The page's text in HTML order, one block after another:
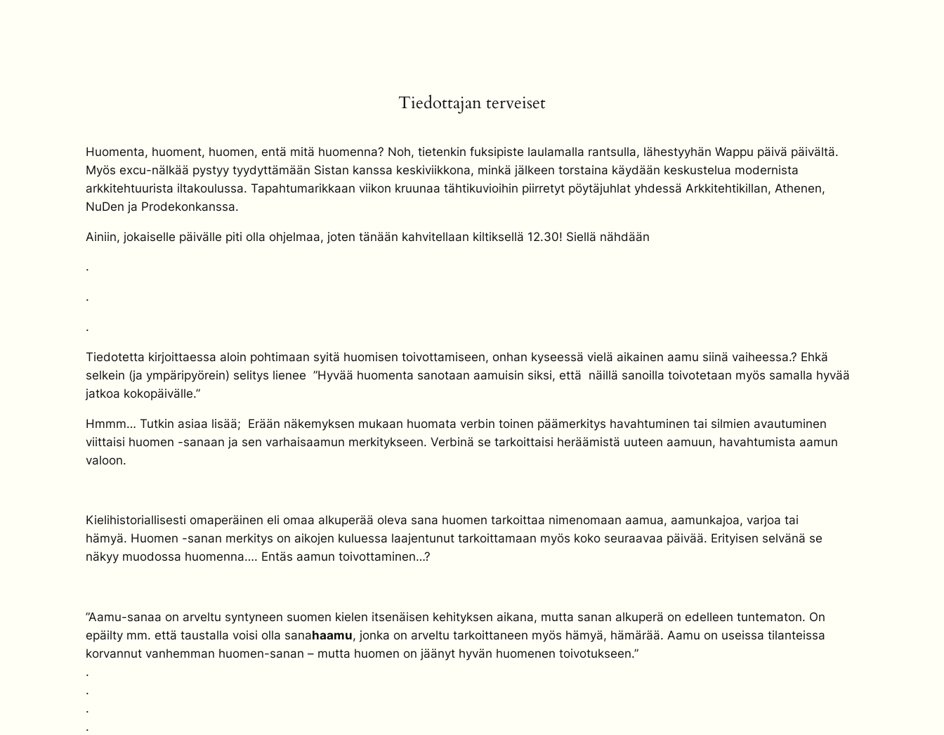
Tiedottajan terveiset
Huomenta, huoment, huomen, entä mitä huomenna? Noh, tietenkin fuksipiste laulamalla rantsulla, lähestyyhän Wappu päivä päivältä.
Myös excu-nälkää pystyy tyydyttämään Sistan kanssa keskiviikkona, minkä jälkeen torstaina käydään keskustelua modernista
arkkitehtuurista iltakoulussa. Tapahtumarikkaan viikon kruunaa tähtikuvioihin piirretyt pöytäjuhlat yhdessä Arkkitehtikillan, Athenen,
NuDen ja Prodekonkanssa.
Ainiin, jokaiselle päivälle piti olla ohjelmaa, joten tänään kahvitellaan kiltiksellä 12.30! Siellä nähdään
.
.
.
Tiedotetta kirjoittaessa aloin pohtimaan syitä huomisen toivottamiseen, onhan kyseessä vielä aikainen aamu siinä vaiheessa.? Ehkä
selkein (ja ympäripyörein) selitys lienee ”Hyvää huomenta sanotaan aamuisin siksi, että näillä sanoilla toivotetaan myös samalla hyvää
jatkoa kokopäivälle.”
Hmmm… Tutkin asiaa lisää; Erään näkemyksen mukaan huomata verbin toinen päämerkitys havahtuminen tai silmien avautuminen
viittaisi huomen -sanaan ja sen varhaisaamun merkitykseen. Verbinä se tarkoittaisi heräämistä uuteen aamuun, havahtumista aamun
valoon.
Kielihistoriallisesti omaperäinen eli omaa alkuperää oleva sana huomen tarkoittaa nimenomaan aamua, aamunkajoa, varjoa tai
hämyä. Huomen -sanan merkitys on aikojen kuluessa laajentunut tarkoittamaan myös koko seuraavaa päivää. Erityisen selvänä se
näkyy muodossa huomenna…. Entäs aamun toivottaminen…?
”Aamu-sanaa on arveltu syntyneen suomen kielen itsenäisen kehityksen aikana, mutta sanan alkuperä on edelleen tuntematon. On
epäilty mm. että taustalla voisi olla sanahaamu, jonka on arveltu tarkoittaneen myös hämyä, hämärää. Aamu on useissa tilanteissa
korvannut vanhemman huomen-sanan – mutta huomen on jäänyt hyvän huomenen toivotukseen.”
.
.
.
.